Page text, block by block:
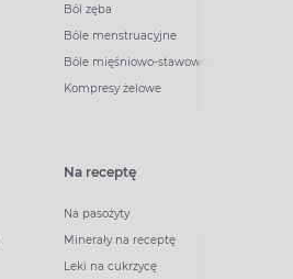
Ból zęba
Bóle menstruacyjne
Bóle mięśniowo-stawowe
Kompresy żelowe
Na receptę
Na pasożyty
Minerały na receptę
Leki na cukrzycę